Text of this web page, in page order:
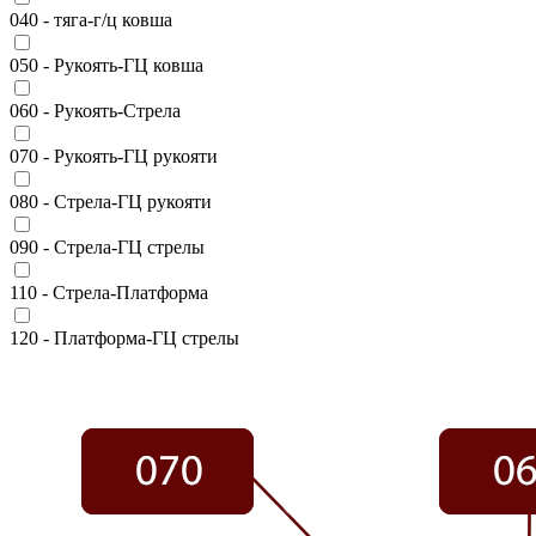
040 - тяга-г/ц ковша
050 - Рукоять-ГЦ ковша
060 - Рукоять-Стрела
070 - Рукоять-ГЦ рукояти
080 - Стрела-ГЦ рукояти
090 - Стрела-ГЦ стрелы
110 - Стрела-Платформа
120 - Платформа-ГЦ стрелы